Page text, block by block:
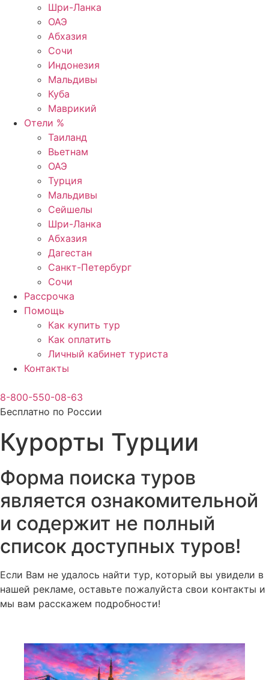
Шри-Ланка
ОАЭ
Абхазия
Сочи
Индонезия
Мальдивы
Куба
Маврикий
Отели %
Таиланд
Вьетнам
ОАЭ
Турция
Мальдивы
Сейшелы
Шри-Ланка
Абхазия
Дагестан
Санкт-Петербург
Сочи
Рассрочка
Помощь
Как купить тур
Как оплатить
Личный кабинет туриста
Контакты
8-800-550-08-63
Бесплатно по России
Курорты Турции
Форма поиска туров
является ознакомительной
и содержит не полный
список доступных туров!
Если Вам не удалось найти тур, который вы увидели в
нашей рекламе, оставьте пожалуйста свои контакты и
мы вам расскажем подробности!